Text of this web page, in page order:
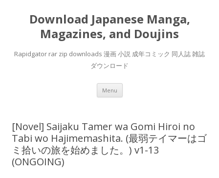
Download Japanese Manga,
Magazines, and Doujins
Rapidgator rar zip downloads 漫画 小説 成年コミック 同人誌 雑誌
ダウンロード
Menu Skip
content
[Novel] Saijaku Tamer wa Gomi Hiroi no
Tabi wo Hajimemashita. (最弱テイマーはゴ
ミ拾いの旅を始めました。) v1-13
(ONGOING)